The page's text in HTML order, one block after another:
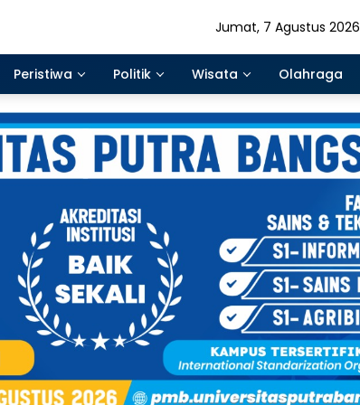
Jumat, 7 Agustus 2026
Peristiwa Politik Wisata Olahraga